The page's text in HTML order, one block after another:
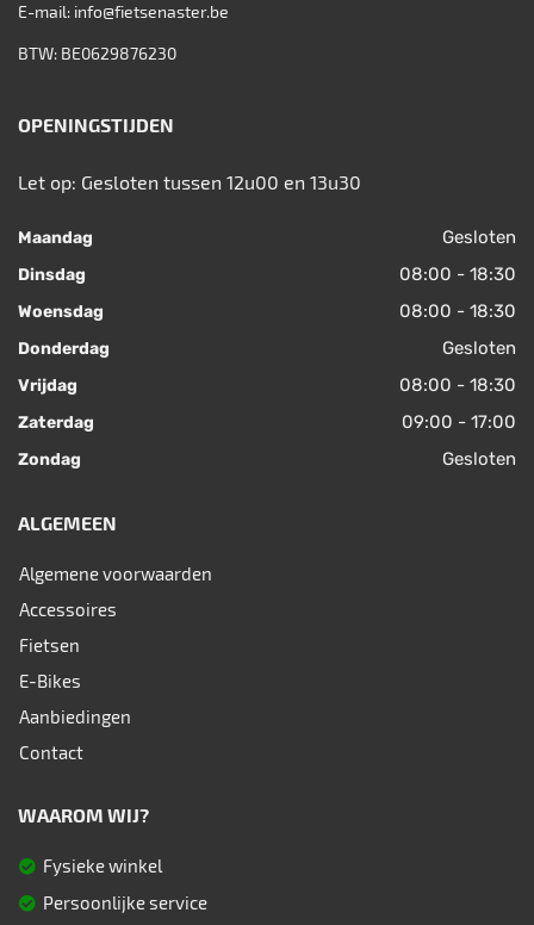
E-mail: info@fietsenaster.be
BTW: BE0629876230
OPENINGSTIJDEN
Let op: Gesloten tussen 12u00 en 13u30
Maandag Gesloten
Dinsdag 08:00 - 18:30
Woensdag 08:00 - 18:30
Donderdag Gesloten
Vrijdag 08:00 - 18:30
Zaterdag 09:00 - 17:00
Zondag Gesloten
ALGEMEEN
Algemene voorwaarden
Accessoires
Fietsen
E-Bikes
Aanbiedingen
Contact
WAAROM WIJ?
Fysieke winkel
Persoonlijke service